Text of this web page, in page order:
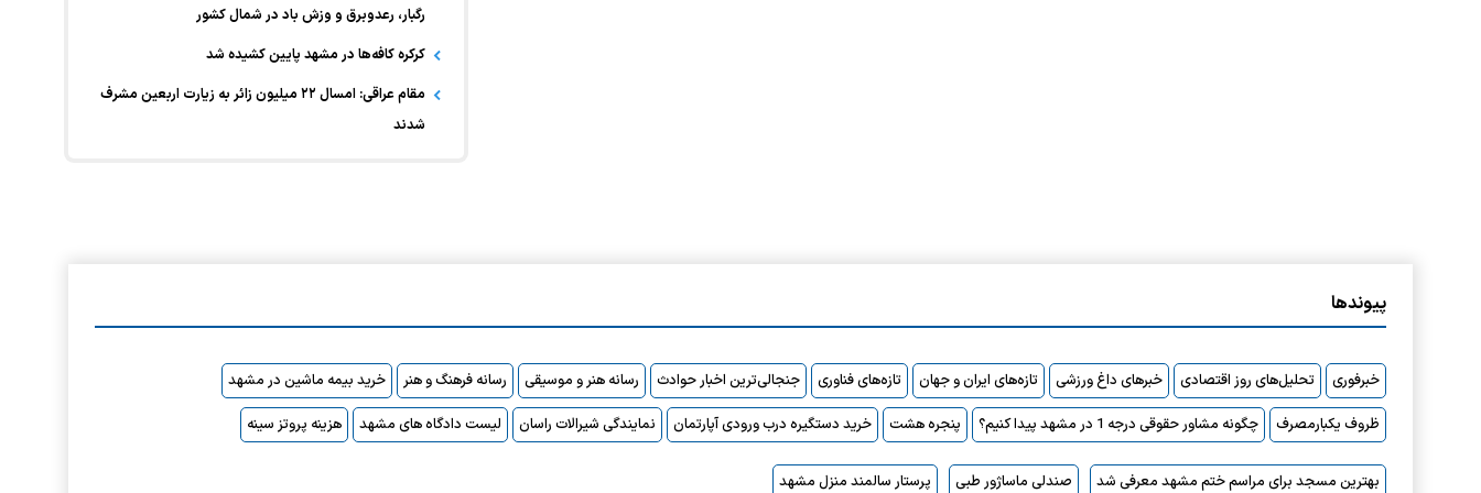
رگبار، رعدوبرق و وزش باد در شمال کشور
کرکره کافه‌ها در مشهد پایین کشیده شد
مقام عراقی: امسال ۲۲ میلیون زائر به زیارت اربعین مشرف
شدند
پیوندها
خبرفوری تحلیل‌های روز اقتصادی خبرهای داغ ورزشی تازه‌های ایران و جهان تازه‌های فناوری جنجالی‌ترین اخبار حوادث رسانه هنر و موسیقی رسانه فرهنگ و هنر
خرید بیمه ماشین در مشهد
ظروف یکبارمصرف
چگونه مشاور حقوقی درجه 1 در مشهد پیدا کنیم؟ پنجره هشت خرید دستگیره درب ورودی آپارتمان نمایندگی شیرالات راسان لیست دادگاه های مشهد هزینه پروتز سینه
بهترین مسجد برای مراسم ختم مشهد معرفی شد صندلی ماساژور طبی پرستار سالمند منزل مشهد